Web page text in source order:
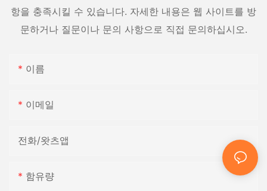
항을 충족시킬 수 있습니다. 자세한 내용은 웹 사이트를 방
문하거나 질문이나 문의 사항으로 직접 문의하십시오.
이름
이메일
전화/왓츠앱
함유량